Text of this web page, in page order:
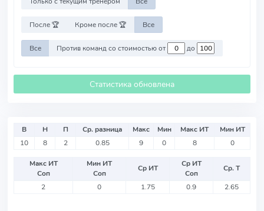
После 🏆 Кроме после 🏆 Все
Все Против команд со стоимостью от до
Статистика обновлена
В Н П Ср. разница Макс Мин Макс ИТ
Мин ИТ
10
8 2 0.85 9 0 8 0
Макс ИТ
Соп
Мин ИТ
Соп
Ср ИТ
Ср ИТ
Соп
Ср. Т
2
0 1.75 0.9 2.65